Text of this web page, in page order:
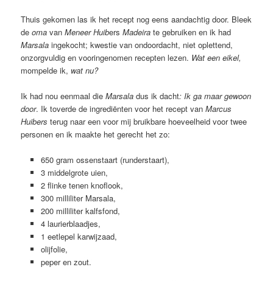
Thuis gekomen las ik het recept nog eens aandachtig door. Bleek
deomavanMeneer HuibersMadeirate gebruiken en ik had
Marsalaingekocht; kwestie van ondoordacht, niet oplettend,
onzorgvuldig en vooringenomen recepten lezen. Wat een eikel,
mompelde ik, wat nu?
Ik had nou eenmaal die Marsaladus ik dacht: Ik ga maar gewoon
door. Ik toverde de ingrediënten voor het recept vanMarcus
Huibers terug naar een voor mij bruikbare hoeveelheid voor twee
personen en ik maakte het gerecht het zo:
650 gram ossenstaart (runderstaart),
3 middelgrote uien,
2 flinke tenen knoflook,
300 milliliter Marsala,
200 milliliter kalfsfond,
4 laurierblaadjes,
1 eetlepel karwijzaad,
olijfolie,
peper en zout.